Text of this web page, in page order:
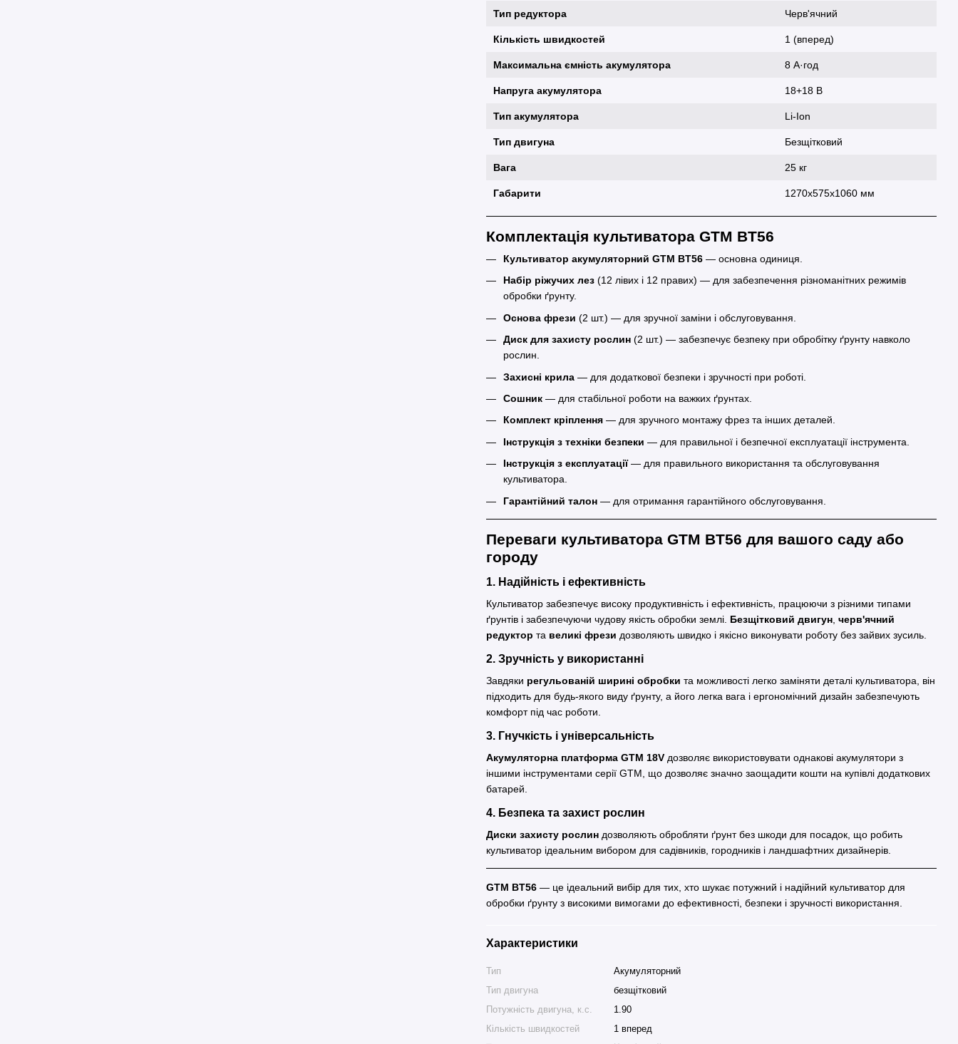
Тип редуктора Черв'ячний
Кількість швидкостей 1 (вперед)
Максимальна ємність акумулятора 8 А·год
Напруга акумулятора 18+18 В
Тип акумулятора Li-Ion
Тип двигуна Безщітковий
Вага 25 кг
Габарити 1270x575x1060 мм
Комплектація культиватора GTM BT56
Культиватор акумуляторний GTM BT56 — основна одиниця.
Набір ріжучих лез (12 лівих і 12 правих) — для забезпечення різноманітних режимів
обробки ґрунту.
Основа фрези (2 шт.) — для зручної заміни і обслуговування.
Диск для захисту рослин (2 шт.) — забезпечує безпеку при обробітку ґрунту навколо
рослин.
Захисні крила — для додаткової безпеки і зручності при роботі.
Сошник — для стабільної роботи на важких ґрунтах.
Комплект кріплення — для зручного монтажу фрез та інших деталей.
Інструкція з техніки безпеки — для правильної і безпечної експлуатації інструмента.
Інструкція з експлуатації— для правильного використання та обслуговування
культиватора.
Гарантійний талон — для отримання гарантійного обслуговування.
Переваги культиватора GTM BT56 для вашого саду або
городу
1. Надійність і ефективність
Культиватор забезпечує високу продуктивність і ефективність, працюючи з різними типами
ґрунтів і забезпечуючи чудову якість обробки землі. Безщітковий двигун черв'ячний
редуктор та великі фрези дозволяють швидко і якісно виконувати роботу без зайвих зусиль.
2. Зручність у використанні
Завдяки регульованій ширині обробки та можливості легко заміняти деталі культиватора, він
підходить для будь-якого виду ґрунту, а його легка вага і ергономічний дизайн забезпечують
комфорт під час роботи.
3. Гнучкість і універсальність
Акумуляторна платформа GTM 18V дозволяє використовувати однакові акумулятори з
іншими інструментами серії GTM, що дозволяє значно заощадити кошти на купівлі додаткових
батарей.
4. Безпека та захист рослин
Диски захисту рослин дозволяють обробляти ґрунт без шкоди для посадок, що робить
культиватор ідеальним вибором для садівників, городників і ландшафтних дизайнерів.
GTM BT56 — це ідеальний вибір для тих, хто шукає потужний і надійний культиватор для
обробки ґрунту з високими вимогами до ефективності, безпеки і зручності використання.
Характеристики
Тип
Акумуляторний
Тип двигуна
безщітковий
Потужність двигуна, к.с.
1.90
Кількість швидкостей
1 вперед